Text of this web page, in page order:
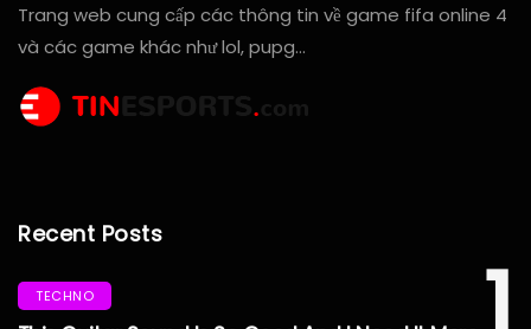
Trang web cung cấp các thông tin về game fifa online 4
và các game khác như lol, pupg…
Recent Posts
TECHNO